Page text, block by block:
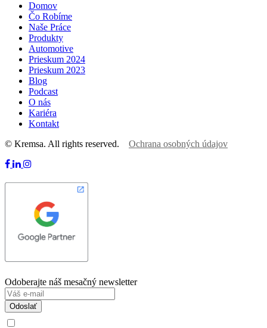
Domov
Čo Robíme
Naše Práce
Produkty
Automotive
Prieskum 2024
Prieskum 2023
Blog
Podcast
O nás
Kariéra
Kontakt
© Kremsa. All rights reserved. Ochrana osobných údajov
Odoberajte náš mesačný newsletter
Odoslať